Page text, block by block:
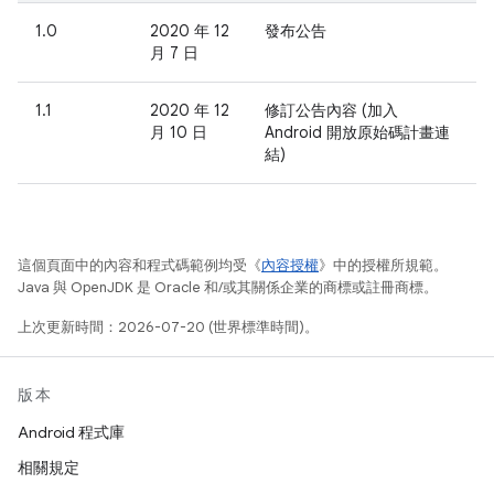
1.0
2020 年 12
月 7 日
發布公告
1.1
2020 年 12
月 10 日
修訂公告內容 (加入
Android 開放原始碼計畫連
結)
這個頁面中的內容和程式碼範例均受《內容授權》中的授權所規範。
Java 與 OpenJDK 是 Oracle 和/或其關係企業的商標或註冊商標。
上次更新時間：2026-07-20 (世界標準時間)。
版本
Android 程式庫
相關規定